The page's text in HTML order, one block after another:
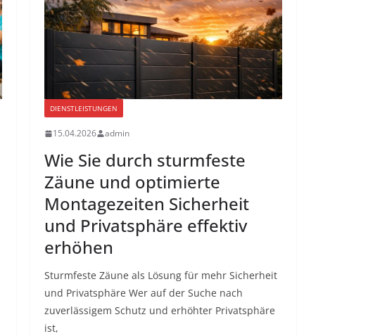
DIENSTLEISTUNGEN
15.04.2026 admin
Wie Sie durch sturmfeste
Zäune und optimierte
Montagezeiten Sicherheit
und Privatsphäre effektiv
erhöhen
Sturmfeste Zäune als Lösung für mehr Sicherheit
und Privatsphäre Wer auf der Suche nach
zuverlässigem Schutz und erhöhter Privatsphäre
ist,